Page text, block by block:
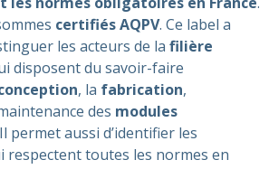
certifiés AQPV. Ce label a
les acteurs de la filière
disposent du savoir-faire
, la fabrication,
des modules
permet aussi d’identifier les
respectent toutes les normes en